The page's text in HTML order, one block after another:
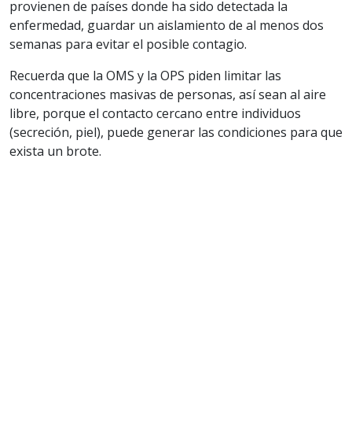
provienen de países donde ha sido detectada la
enfermedad, guardar un aislamiento de al menos dos
semanas para evitar el posible contagio.
Recuerda que la OMS y la OPS piden limitar las
concentraciones masivas de personas, así sean al aire
libre, porque el contacto cercano entre individuos
(secreción, piel), puede generar las condiciones para que
exista un brote.